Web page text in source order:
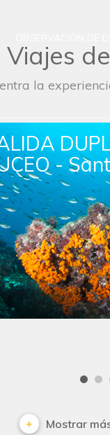
Viajes
la
-
Mostrar